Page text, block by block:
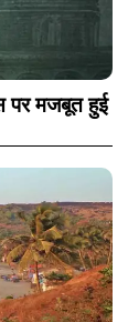
मजबूत हुई